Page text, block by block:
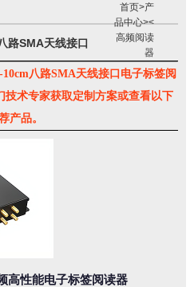
路SMA天线接口
首页>产
品中心><
高频阅读
器
八路SMA天线接口电子标签阅
技术专家获取定制方案或查看以下
产品。
高性能电子标签阅读器